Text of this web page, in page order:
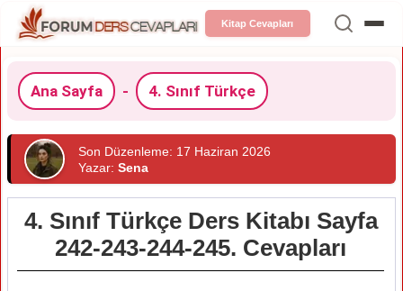
Kitap Cevapları
Ana Sayfa - 4. Sınıf Türkçe
Son Düzenleme: 17 Haziran 2026
Yazar: Sena
4. Sınıf Türkçe Ders Kitabı Sayfa
242-243-244-245. Cevapları